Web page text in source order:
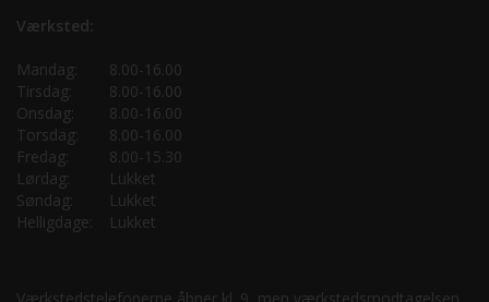
Værksted:
Mandag:
8.00-16.00
Tirsdag:
8.00-16.00
Onsdag:
8.00-16.00
Torsdag:
8.00-16.00
Fredag:
8.00-15.30
Lørdag:
Lukket
Søndag:
Lukket
Helligdage:
Lukket
Værkstedstelefonerne åbner kl. 9, men værkstedsmodtagelsen